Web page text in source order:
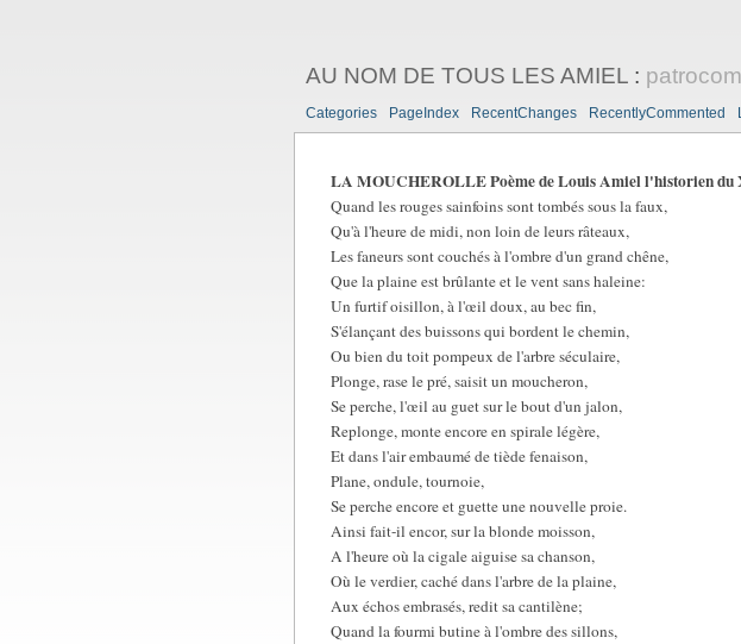
AU NOM DE TOUS LES AMIEL :
Categories PageIndex RecentChanges RecentlyCommented
LA MOUCHEROLLE Poème de Louis Amiel l'historien du
Quand les rouges sainfoins sont tombés sous la faux,
Qu'à l'heure de midi, non loin de leurs râteaux,
Les faneurs sont couchés à l'ombre d'un grand chêne,
Que la plaine est brûlante et le vent sans haleine:
Un furtif oisillon, à l'œil doux, au bec fin,
S'élançant des buissons qui bordent le chemin,
Ou bien du toit pompeux de l'arbre séculaire,
Plonge, rase le pré, saisit un moucheron,
Se perche, l'œil au guet sur le bout d'un jalon,
Replonge, monte encore en spirale légère,
Et dans l'air embaumé de tiède fenaison,
Plane, ondule, tournoie,
Se perche encore et guette une nouvelle proie.
Ainsi fait-il encor, sur la blonde moisson,
A l'heure où la cigale aiguise sa chanson,
Où le verdier, caché dans l'arbre de la plaine,
Aux échos embrasés, redit sa cantilène;
Quand la fourmi butine à l'ombre des sillons,